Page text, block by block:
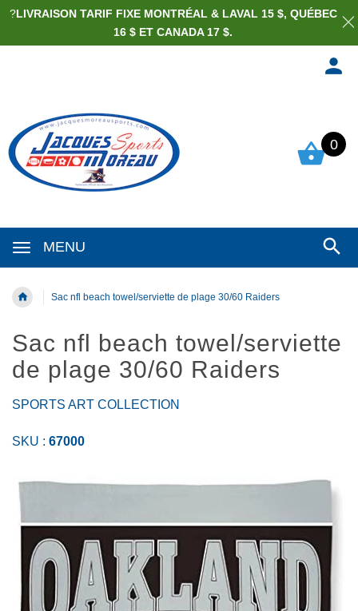
MENU
0
Sac nfl beach towel/serviette de plage 30/60 Raiders
Sac nfl beach towel/serviette
de plage 30/60 Raiders
SPORTS ART COLLECTION
SKU : 67000
?LIVRAISON TARIF FIXE MONTRÉAL & LAVAL 15 $, QUÉBEC
16 $ ET CANADA 17 $.